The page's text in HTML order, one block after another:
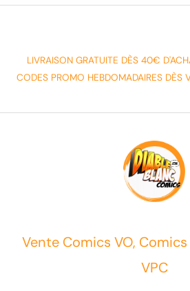
LIVRAISON GRATUITE DÈS 40€
CODES PROMO HEBDOMADAIRES DÈS
Vente Comics VO, Comics
VPC